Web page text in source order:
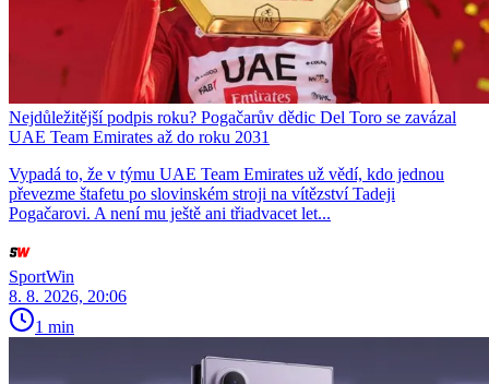
Nejdůležitější podpis roku? Pogačarův dědic Del Toro se zavázal
UAE Team Emirates až do roku 2031
Vypadá to, že v týmu UAE Team Emirates už vědí, kdo jednou
převezme štafetu po slovinském stroji na vítězství Tadeji
Pogačarovi. A není mu ještě ani třiadvacet let...
SportWin
8. 8. 2026, 20:06
1 min